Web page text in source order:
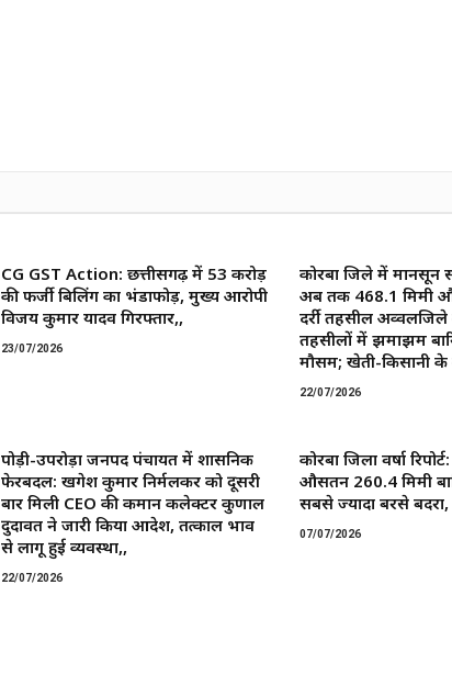
CG GST Action: छत्तीसगढ़ में 53 करोड़
की फर्जी बिलिंग का भंडाफोड़, मुख्य आरोपी
विजय कुमार यादव गिरफ्तार,,
23/07/2026
कोरबा जिले में मानसून
अब तक 468.1 मिमी
दर्री तहसील अव्वलजिले
तहसीलों में झमाझम
मौसम; खेती-किसानी के
22/07/2026
पोड़ी-उपरोड़ा जनपद पंचायत में प्रशासनिक
फेरबदल: खगेश कुमार निर्मलकर को दूसरी
बार मिली CEO की कमान ​कलेक्टर कुणाल
दुदावत ने जारी किया आदेश, तत्काल प्रभाव
से लागू हुई व्यवस्था,,
22/07/2026
कोरबा जिला वर्षा
औसतन 260.4 मिमी
सबसे ज्यादा बरसे बदरा,
07/07/2026